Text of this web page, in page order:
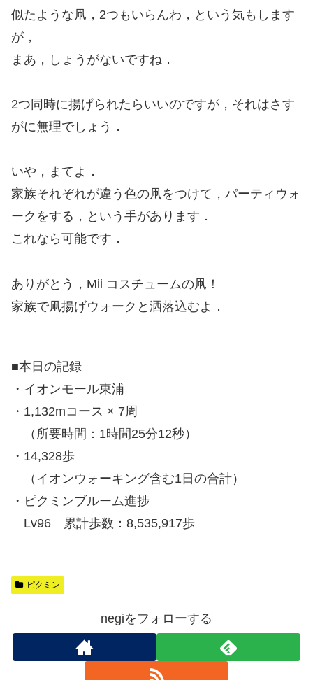
似たような凧，2つもいらんわ，という気もします
が，
まあ，しょうがないですね．
2つ同時に揚げられたらいいのですが，それはさす
がに無理でしょう．
いや，まてよ．
家族それぞれが違う色の凧をつけて，パーティウォ
ークをする，という手があります．
これなら可能です．
ありがとう，Mii コスチュームの凧！
家族で凧揚げウォークと洒落込むよ．
■本日の記録
・イオンモール東浦
・1,132mコース × 7周
（所要時間：1時間25分12秒）
・14,328歩
（イオンウォーキング含む1日の合計）
・ピクミンブルーム進捗
Lv96 累計歩数：8,535,917歩
ピクミン
negiをフォローする